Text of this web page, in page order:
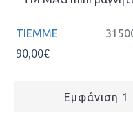
TIEMME
90,00€
Εμφάνιση